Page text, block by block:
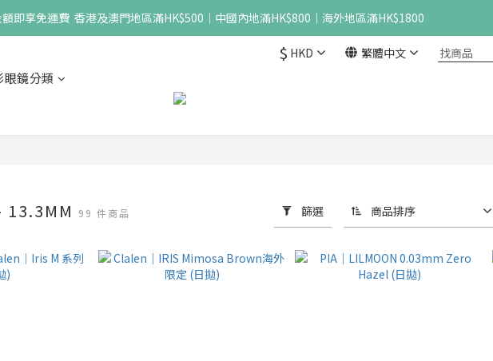
即享免運費  香港及澳門地區滿HK$500｜中國內地滿HK$800｜海外地區滿HK$1800
$ HKD 繁體中文
眼鏡分類
13.3MM 99 件商品 篩選 商品排序